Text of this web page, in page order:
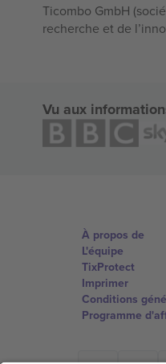
Ticombo GmbH
recherche et de
Vu aux
À propos de
L'équipe
TixProtect
Imprimer
Conditions
Programme